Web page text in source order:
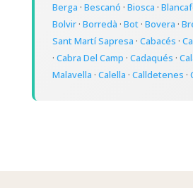
Berga · Bescanó · Biosca ·
Bolvir· Borredà · Bot· Bovera ·
Sant Martí Sapresa · Cabacés ·
· Cabra Del Camp · Cadaqués ·
Malavella · Calella · Calldetenes ·